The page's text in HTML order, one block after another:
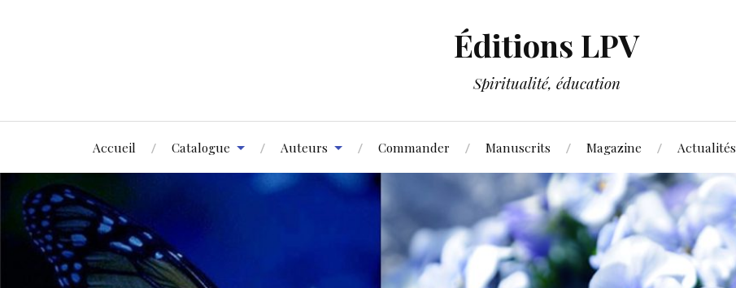
Éditions LPV
Spiritualité, éducation
Accueil Catalogue Auteurs Commander Manuscrits Magazine Actualités